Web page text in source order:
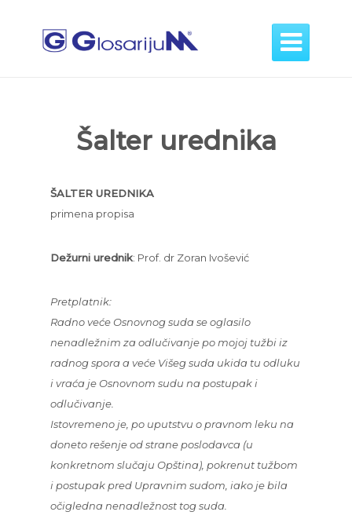

Šalter urednika
ŠALTER UREDNIKA
primena propisa
Dežurni urednik: Prof. dr Zoran Ivošević
Pretplatnik:
Radno veće Osnovnog suda se oglasilo
nenadležnim za odlučivanje po mojoj tužbi iz
radnog spora a veće Višeg suda ukida tu odluku
i vraća je Osnovnom sudu na postupak i
odlučivanje.
Istovremeno je, po uputstvu o pravnom leku na
doneto rešenje od strane poslodavca (u
konkretnom slučaju Opština), pokrenut tužbom
i postupak pred Upravnim sudom, iako je bila
očigledna nenadležnost tog suda.